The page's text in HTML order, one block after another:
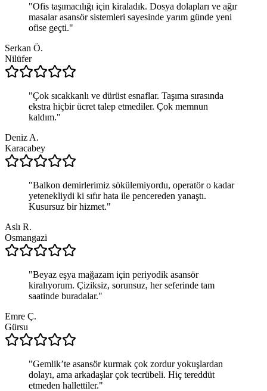
"Ofis taşımacılığı için kiraladık. Dosya dolapları ve ağır
masalar asansör sistemleri sayesinde yarım günde yeni
ofise geçti."
Serkan Ö.
Nilüfer
"Çok sıcakkanlı ve dürüst esnaflar. Taşıma sırasında
ekstra hiçbir ücret talep etmediler. Çok memnun
kaldım."
Deniz A.
Karacabey
"Balkon demirlerimiz sökülemiyordu, operatör o kadar
yetenekliydi ki sıfır hata ile pencereden yanaştı.
Kusursuz bir hizmet."
Aslı R.
Osmangazi
"Beyaz eşya mağazam için periyodik asansör
kiralıyorum. Çiziksiz, sorunsuz, her seferinde tam
saatinde buradalar."
Emre Ç.
Gürsu
"Gemlik’te asansör kurmak çok zordur yokuşlardan
dolayı, ama arkadaşlar çok tecrübeli. Hiç tereddüt
etmeden hallettiler."